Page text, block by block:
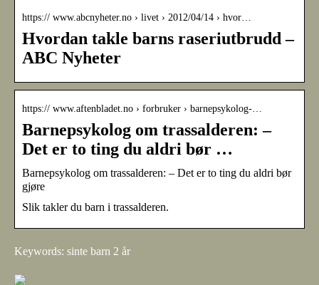
https:// www.abcnyheter.no › livet › 2012/04/14 › hvor…
Hvordan takle barns raseriutbrudd –
ABC Nyheter
https:// www.aftenbladet.no › forbruker › barnepsykolog-…
Barnepsykolog om trassalderen: –
Det er to ting du aldri bør …
Barnepsykolog om trassalderen: – Det er to ting du aldri bør
gjøre
Slik takler du barn i trassalderen.
Keywords: sinte barn 2 år